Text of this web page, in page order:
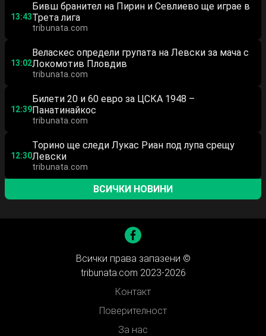
13:43
Бивш бранител на Пирин и Севлиево ще играе в
Трета лига
tribunata.com
13:02
Веласкес определи групата на Левски за мача с
Локомотив Пловдив
tribunata.com
12:39
Билети 20 и 60 евро за ЦСКА 1948 –
Панатинайкос
tribunata.com
12:30
Торино ще следи Лукас Риан под лупа срещу
Левски
tribunata.com
ВСИЧКИ НОВИНИ
Всички права запазени ©
tribunata.com 2023-2026
Контакт
Поверителност
За нас